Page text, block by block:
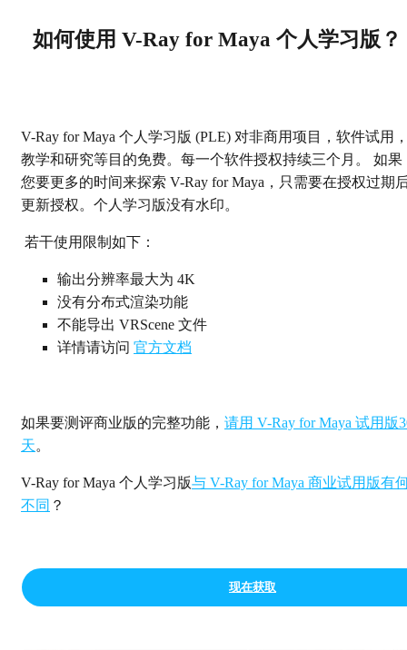
如何使用 V-Ray for Maya 个人学习版？
V-Ray for Maya 个人学习版 (PLE) 对非商用项目，软件试用
教学和研究等目的免费。每一个软件授权持续三个月。 如果
您要更多的时间来探索 V-Ray for Maya，只需要在授权过期
更新授权。个人学习版没有水印。
若干使用限制如下：
输出分辨率最大为 4K
没有分布式渲染功能
不能导出 VRScene 文件
详情请访问 官方文档
如果要测评商业版的完整功能， 请用 V-Ray for Maya 试用版
天。
V-Ray for Maya 个人学习版与 V-Ray for Maya 商业试用版有
不同 ？
现在获取